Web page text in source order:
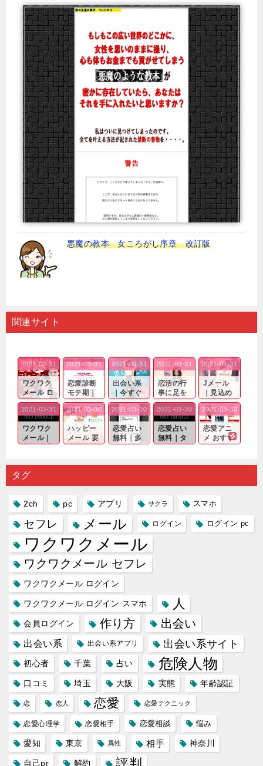
悪魔の教本 女ころがし序章 改訂版
関連サイト
ワクワク
メール ロ
グイン pc
｜心の底
から真
剣...
2021-03-31
恋愛診断
モテ期｜
老若男女
問わ
ず…。
2021-03-31
出会い系
｜今すぐ
仲良くな
れる相手
探しをし
たいと...
2021-03-31
恋活の行
事に足を
運んでも
出会いの
チャンス
が訪れ...
2021-03-31
Jメール
｜見込め
る効果が
確実なも
のであっ
ても…...
2021-03-31
ワクワク
メール｜
出会い系
り会った
人に軽...
2021-03-31
ハッピー
メール 要
注意人物
するので
2021-03-30
恋愛占い
無料｜多
数ある出
プリの内
2021-03-30
恋愛占い
無料｜タ
ーゲット
る人に恋
2021-03-30
恋愛アニ
メ おすす
め｜「心
雑で素人
2021-03-30
タグ
2ch pc アプリ サクラ スマホ
セフレ メール ログイン ログイン pc
ワクワクメール
ワクワクメール セフレ
ワクワクメール ログイン
ワクワクメール ログイン スマホ 人
会員ログイン 作り方 出会い
出会い系 出会い系アプリ 出会い系サイト
初心者 千葉 占い 危険人物
口コミ 埼玉 大阪 実態 年齢認証
恋 恋人 恋愛 恋愛テクニック
恋愛心理学 恋愛相手 恋愛相談 悩み
愛知 東京 異性 相手 神奈川
自己pr 解約